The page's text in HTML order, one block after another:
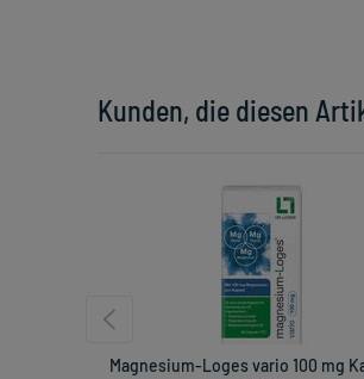
Kunden, die diesen
Magnesium-Loges vario 100 mg